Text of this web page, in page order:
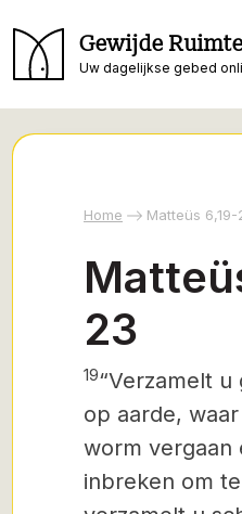
Gewijde Ruimte
Uw dagelijkse gebed
Home Matteüs 6,19-
23
19“Verzamelt
op aarde,
worm vergaan
inbreken om